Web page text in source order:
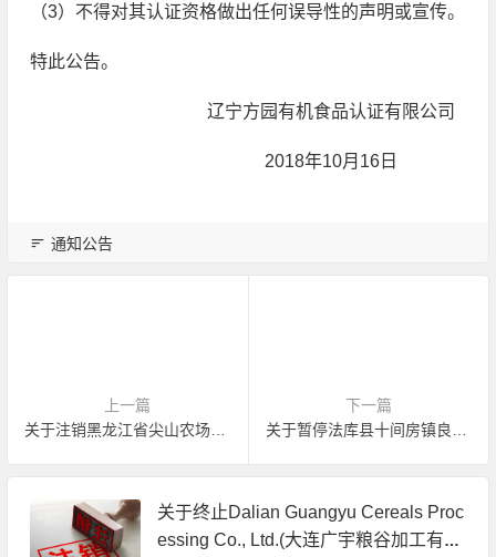
（3）不得对其认证资格做出任何误导性的声明或宣传。
特此公告。
辽宁方园有机食品认证有限公司
2018年10月16日
通知公告
上一篇
关于注销黑龙江省尖山农场有机产品认证证书的公告
下一篇
关于终止Dalian Guangyu Cereals Proc
essing Co., Ltd.(大连广宇粮谷加工有限